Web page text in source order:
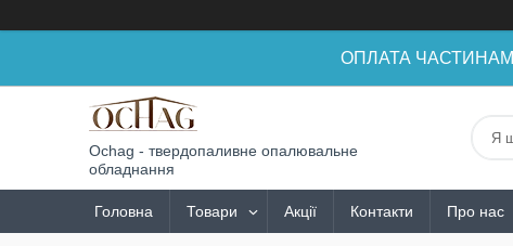
ОПЛАТА ЧАСТИНАМ
Ochag - твердопаливне опалювальне
обладнання
Головна Товари Акції Контакти Про нас